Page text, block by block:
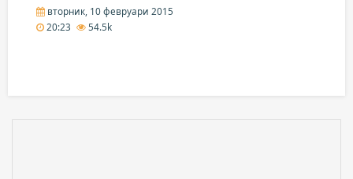
вторник, 10 февруари 2015
20:23
54.5k